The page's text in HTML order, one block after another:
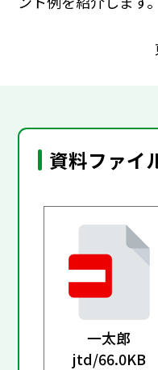
資料ファイ
一太郎
jtd/66.0KB